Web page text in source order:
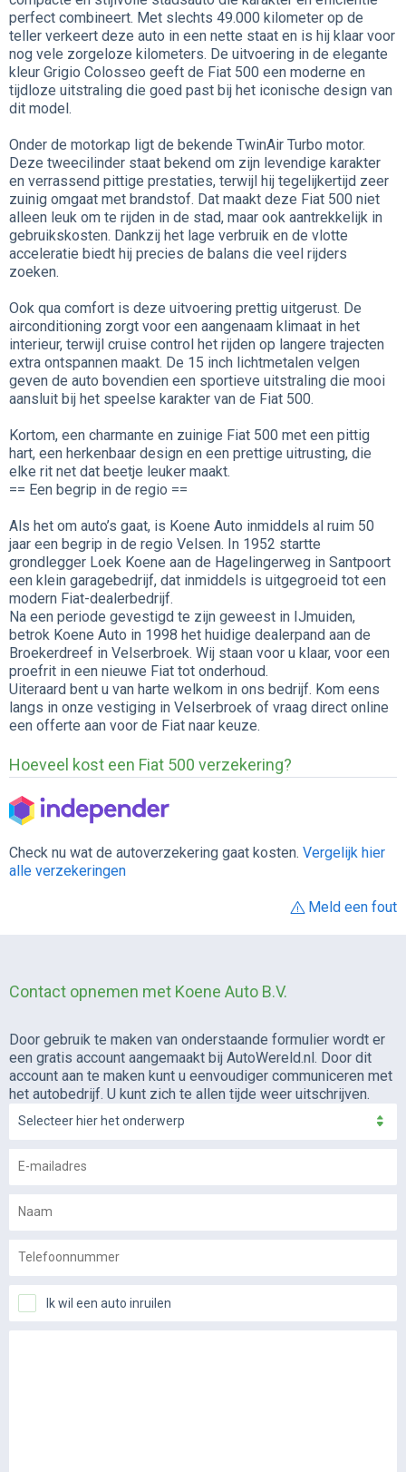
perfect combineert. Met slechts 49.000 kilometer op de
teller verkeert deze auto in een nette staat en is hij klaar voor
nog vele zorgeloze kilometers. De uitvoering in de elegante
kleur Grigio Colosseo geeft de Fiat 500 een moderne en
tijdloze uitstraling die goed past bij het iconische design van
dit model.
Onder de motorkap ligt de bekende TwinAir Turbo motor.
Deze tweecilinder staat bekend om zijn levendige karakter
en verrassend pittige prestaties, terwijl hij tegelijkertijd zeer
zuinig omgaat met brandstof. Dat maakt deze Fiat 500 niet
alleen leuk om te rijden in de stad, maar ook aantrekkelijk in
gebruikskosten. Dankzij het lage verbruik en de vlotte
acceleratie biedt hij precies de balans die veel rijders
zoeken.
Ook qua comfort is deze uitvoering prettig uitgerust. De
airconditioning zorgt voor een aangenaam klimaat in het
interieur, terwijl cruise control het rijden op langere trajecten
extra ontspannen maakt. De 15 inch lichtmetalen velgen
geven de auto bovendien een sportieve uitstraling die mooi
aansluit bij het speelse karakter van de Fiat 500.
Kortom, een charmante en zuinige Fiat 500 met een pittig
hart, een herkenbaar design en een prettige uitrusting, die
elke rit net dat beetje leuker maakt.
== Een begrip in de regio ==
Als het om auto’s gaat, is Koene Auto inmiddels al ruim 50
jaar een begrip in de regio Velsen. In 1952 startte
grondlegger Loek Koene aan de Hagelingerweg in Santpoort
een klein garagebedrijf, dat inmiddels is uitgegroeid tot een
modern Fiat-dealerbedrijf.
Na een periode gevestigd te zijn geweest in IJmuiden,
betrok Koene Auto in 1998 het huidige dealerpand aan de
Broekerdreef in Velserbroek. Wij staan voor u klaar, voor een
proefrit in een nieuwe Fiat tot onderhoud.
Uiteraard bent u van harte welkom in ons bedrijf. Kom eens
langs in onze vestiging in Velserbroek of vraag direct online
een offerte aan voor de Fiat naar keuze.
Hoeveel kost een Fiat 500 verzekering?
Check nu wat de autoverzekering gaat kosten. Vergelijk hier
alle verzekeringen
Meld een fout
Contact opnemen met Koene Auto B.V.
Door gebruik te maken van onderstaande formulier wordt er
een gratis account aangemaakt bij AutoWereld.nl. Door dit
account aan te maken kunt u eenvoudiger communiceren met
het autobedrijf. U kunt zich te allen tijde weer uitschrijven.
Selecteer hier het onderwerp
Ik wil een auto inruilen